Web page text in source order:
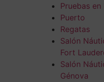
Pruebas
Puerto
Regatas
Salón
Fort
Salón
Génova